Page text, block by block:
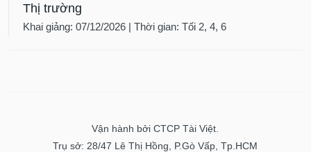
Thị trường
Khai giảng: 07/12/2026 | Thời gian: Tối 2, 4, 6
Vận hành bởi CTCP Tài Việt.
Trụ sở: 28/47 Lê Thị Hồng, P.Gò Vấp, Tp.HCM